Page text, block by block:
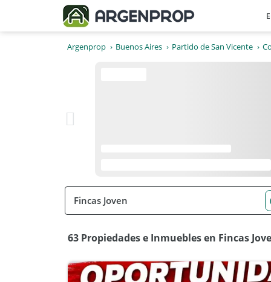
Argenprop Buenos Aires Partido de San Vicente
63 Propiedades e Inmuebles en Fincas